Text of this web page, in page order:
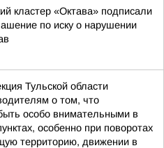
кластер «Октава» подписали
по иску о нарушении
Тульской области
о том, что
особо внимательными в
особенно при поворотах
территорию, движении в